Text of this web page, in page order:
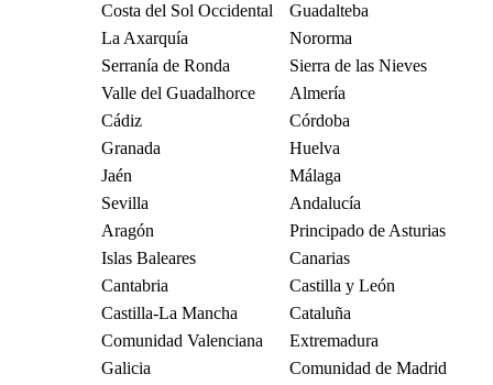
Costa del Sol Occidental
Guadalteba
La Axarquía
Nororma
Serranía de Ronda
Sierra de las Nieves
Valle del Guadalhorce
Almería
Cádiz
Córdoba
Granada
Huelva
Jaén
Málaga
Sevilla
Andalucía
Aragón
Principado de Asturias
Islas Baleares
Canarias
Cantabria
Castilla y León
Castilla-La Mancha
Cataluña
Comunidad Valenciana
Extremadura
Galicia
Comunidad de Madrid